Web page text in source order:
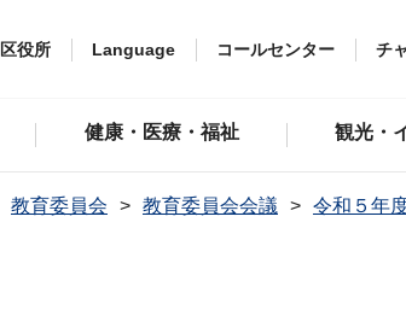
区役所 Language コールセンター チ
健康・医療・福祉 観光・
教育委員会 教育委員会会議 令和５年